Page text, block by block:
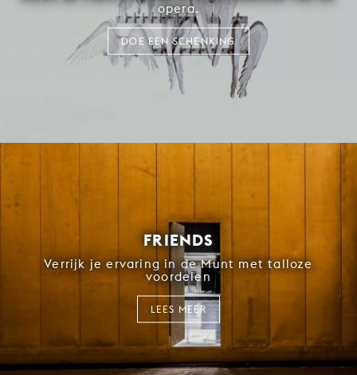
opera.
DOE EEN SCHENKING
FRIENDS
Verrijk je ervaring in de Munt met talloze
voordelen
LEES MEER